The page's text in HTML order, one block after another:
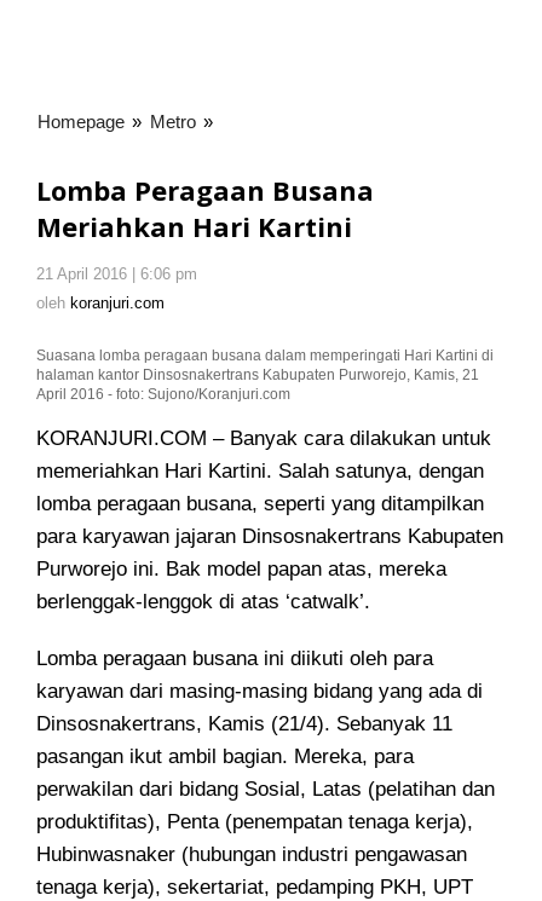
Homepage » Metro »
Meriahkan
Hari
Lomba Peragaan Busana
Meriahkan Hari Kartini
21 April 2016 | 6:06 pm
oleh koranjuri.com
Suasana lomba peragaan busana dalam memperingati Hari Kartini di
halaman kantor Dinsosnakertrans Kabupaten Purworejo, Kamis, 21
April 2016 - foto: Sujono/Koranjuri.com
KORANJURI.COM – Banyak cara dilakukan untuk
memeriahkan Hari Kartini. Salah satunya, dengan
lomba peragaan busana, seperti yang ditampilkan
para karyawan jajaran Dinsosnakertrans Kabupaten
Purworejo ini. Bak model papan atas, mereka
berlenggak-lenggok di atas ‘catwalk’.
Lomba peragaan busana ini diikuti oleh para
karyawan dari masing-masing bidang yang ada di
Dinsosnakertrans, Kamis (21/4). Sebanyak 11
pasangan ikut ambil bagian. Mereka, para
perwakilan dari bidang Sosial, Latas (pelatihan dan
produktifitas), Penta (penempatan tenaga kerja),
Hubinwasnaker (hubungan industri pengawasan
tenaga kerja), sekertariat, pedamping PKH, UPT